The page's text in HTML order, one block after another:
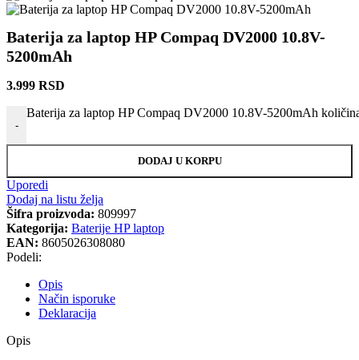
Baterija za laptop HP Compaq DV2000 10.8V-
5200mAh
3.999 RSD
-
Baterija za laptop HP Compaq DV2000 10.8V-5200mAh
DODAJ U KORPU
Uporedi
Dodaj na listu želja
Šifra proizvoda: 809997
Kategorija: Baterije HP laptop
EAN: 8605026308080
Podeli:
Opis
Način isporuke
Deklaracija
Opis